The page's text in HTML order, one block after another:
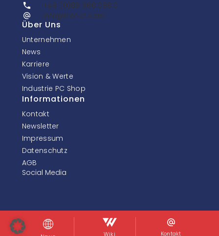
Wiki Kontakt
+49 (0)89 666 096 0
info@inonet.com
Über Uns
Unternehmen
News
Karriere
Vision & Werte
Industrie PC Shop
Informationen
Kontakt
Newsletter
Impressum
Datenschutz
AGB
Social Media
© InoNet Computer GmbH. Alle Rechte vorbehalten.